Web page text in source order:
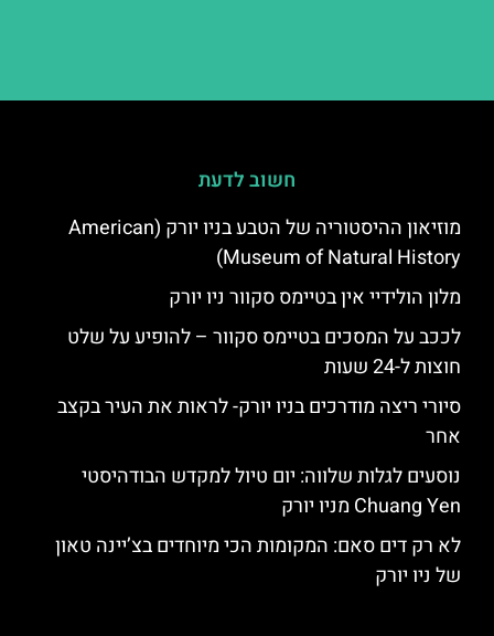
חשוב לדעת
מוזיאון ההיסטוריה של הטבע בניו יורק (American
Museum of Natural History)
מלון הולידיי אין בטיימס סקוור ניו יורק
לככב על המסכים בטיימס סקוור – להופיע על שלט
חוצות ל-24 שעות
סיורי ריצה מודרכים בניו יורק- לראות את העיר בקצב
אחר
נוסעים לגלות שלווה: יום טיול למקדש הבודהיסטי
Chuang Yen מניו יורק
לא רק דים סאם: המקומות הכי מיוחדים בצ’יינה טאון
של ניו יורק